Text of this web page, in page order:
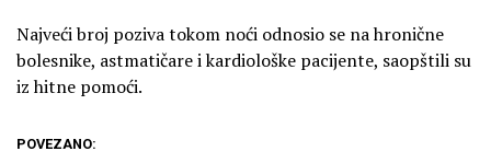
Najveći broj poziva tokom noći odnosio se na hronične
bolesnike, astmatičare i kardiološke pacijente, saopštili su
iz hitne pomoći.
POVEZANO: